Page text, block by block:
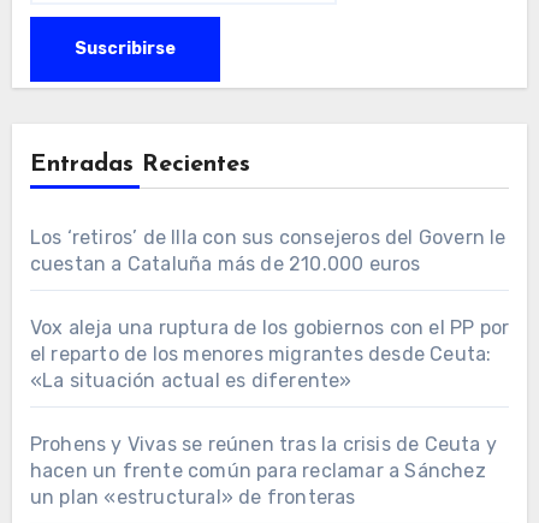
Entradas Recientes
Los ‘retiros’ de Illa con sus consejeros del Govern le
cuestan a Cataluña más de 210.000 euros
Vox aleja una ruptura de los gobiernos con el PP por
el reparto de los menores migrantes desde Ceuta:
«La situación actual es diferente»
Prohens y Vivas se reúnen tras la crisis de Ceuta y
hacen un frente común para reclamar a Sánchez
un plan «estructural» de fronteras